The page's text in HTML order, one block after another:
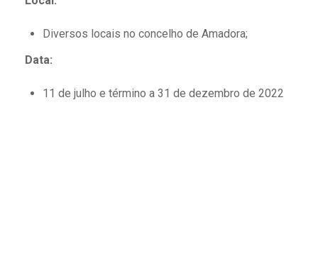
Diversos locais no concelho de Amadora;
Data:
1 1 de julho e término a 31 de dezembro de 2022